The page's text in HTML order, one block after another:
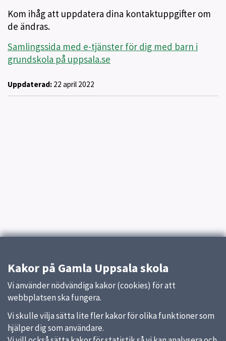
Kom ihåg att uppdatera dina kontaktuppgifter om
de ändras.
Samlingssida med e-tjänster för dig med barn i
grundskola på uppsala.se
Uppdaterad: 22 april 2022
Kakor på Gamla Uppsala skola
Vi använder nödvändiga kakor (cookies) för att
webbplatsen ska fungera.
Vi skulle vilja sätta lite fler kakor för olika funktioner som
hjälper dig som användare.